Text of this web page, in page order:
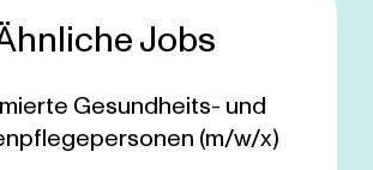
Jobs
Gesundheits- und
(m/w/x)